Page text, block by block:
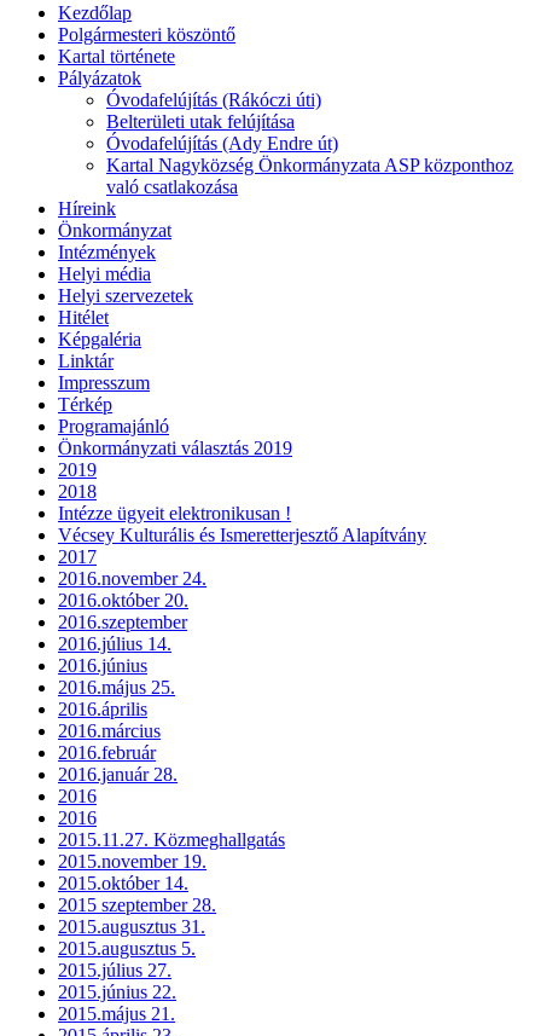
Kezdőlap
Polgármesteri köszöntő
Kartal története
Pályázatok
Óvodafelújítás (Rákóczi úti)
Belterületi utak felújítása
Óvodafelújítás (Ady Endre út)
Kartal Nagyközség Önkormányzata ASP központhoz
való csatlakozása
Híreink
Önkormányzat
Intézmények
Helyi média
Helyi szervezetek
Hitélet
Képgaléria
Linktár
Impresszum
Térkép
Programajánló
Önkormányzati választás 2019
2019
2018
Intézze ügyeit elektronikusan !
Vécsey Kulturális és Ismeretterjesztő Alapítvány
2017
2016.november 24.
2016.október 20.
2016.szeptember
2016.július 14.
2016.június
2016.május 25.
2016.április
2016.március
2016.február
2016.január 28.
2016
2016
2015.11.27. Közmeghallgatás
2015.november 19.
2015.október 14.
2015 szeptember 28.
2015.augusztus 31.
2015.augusztus 5.
2015.július 27.
2015.június 22.
2015.május 21.